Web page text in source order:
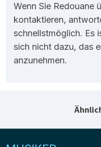
Wenn Sie Redouane
kontaktieren,
schnellstmöglich. Es
sich nicht dazu, das
anzunehmen.